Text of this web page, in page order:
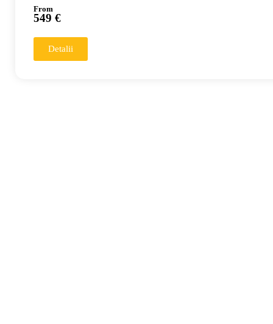
From
549 €
Detalii